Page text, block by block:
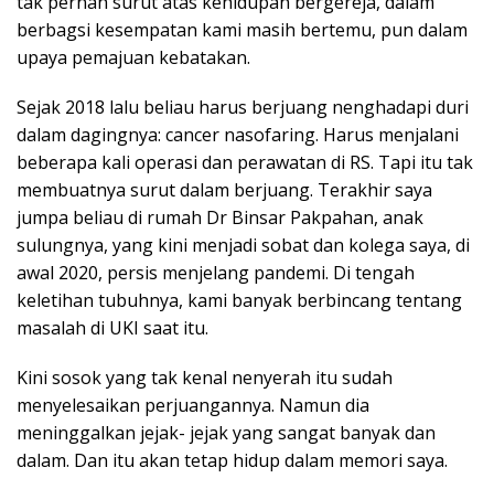
berbagsi kesempatan kami masih bertemu, pun dalam
upaya pemajuan kebatakan.
Sejak 2018 lalu beliau harus berjuang nenghadapi duri
dalam dagingnya: cancer nasofaring. Harus menjalani
beberapa kali operasi dan perawatan di RS. Tapi itu tak
membuatnya surut dalam berjuang. Terakhir saya
jumpa beliau di rumah Dr Binsar Pakpahan, anak
sulungnya, yang kini menjadi sobat dan kolega saya, di
awal 2020, persis menjelang pandemi. Di tengah
keletihan tubuhnya, kami banyak berbincang tentang
masalah di UKI saat itu.
Kini sosok yang tak kenal nenyerah itu sudah
menyelesaikan perjuangannya. Namun dia
meninggalkan jejak- jejak yang sangat banyak dan
dalam. Dan itu akan tetap hidup dalam memori saya.